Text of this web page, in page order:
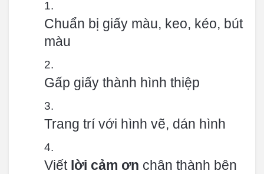
Chuẩn bị giấy màu, keo, kéo, bút
màu
Gấp giấy thành hình thiệp
Trang trí với hình vẽ, dán hình
Viết lời cảm ơn chân thành bên